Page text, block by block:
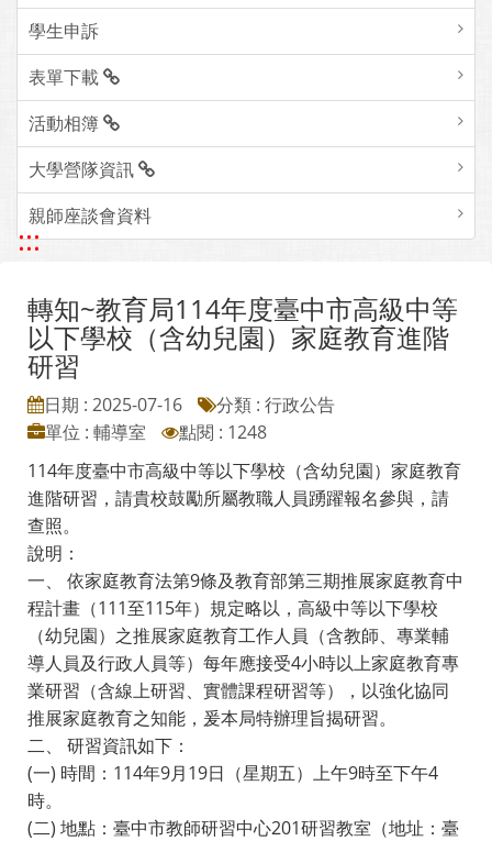
學生申訴
表單下載
活動相簿
大學營隊資訊
親師座談會資料
:::
轉知~教育局114年度臺中市高級中等
以下學校（含幼兒園）家庭教育進階
研習
日期 : 2025-07-16
分類 : 行政公告
單位 : 輔導室
點閱 : 1248
114年度臺中市高級中等以下學校（含幼兒園）家庭教育
進階研習，請貴校鼓勵所屬教職人員踴躍報名參與，請
查照。
說明：
一、 依家庭教育法第9條及教育部第三期推展家庭教育中
程計畫（111至115年）規定略以，高級中等以下學校
（幼兒園）之推展家庭教育工作人員（含教師、專業輔
導人員及行政人員等）每年應接受4小時以上家庭教育專
業研習（含線上研習、實體課程研習等），以強化協同
推展家庭教育之知能，爰本局特辦理旨揭研習。
二、 研習資訊如下：
(一) 時間：114年9月19日（星期五）上午9時至下午4
時。
(二) 地點：臺中市教師研習中心201研習教室（地址：臺